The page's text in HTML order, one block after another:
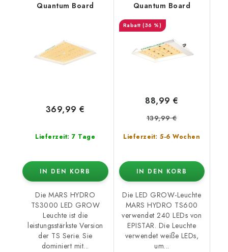
Quantum Board
Lieferzeit: 7 Tage
369,99 €
IN DEN KORB
Die MARS HYDRO
TS3000 LED GROW
Leuchte ist die
leistungsstärkste Version
der TS Serie. Sie
dominiert mit...
Quantum Board
(36 %)
Lieferzeit: 5-6 Wochen
88,99 €
139,99 €
IN DEN KORB
Die LED GROW-Leuchte
MARS HYDRO TS600
verwendet 240 LEDs von
EPISTAR. Die Leuchte
verwendet weiße LEDs,
um...